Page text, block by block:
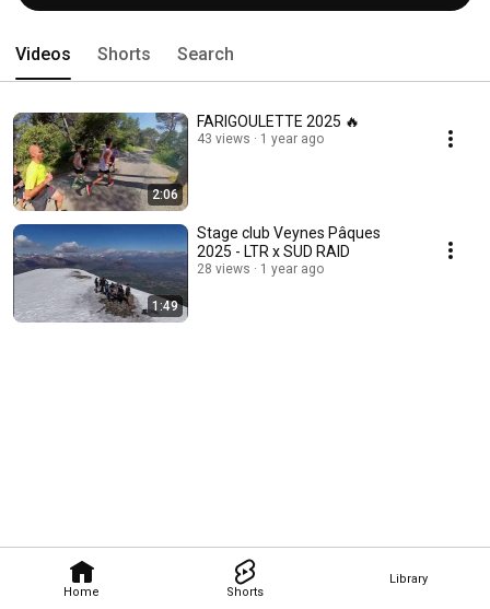
Home Shorts
Library
Videos Shorts Search
2:06
FARIGOULETTE 2025 🔥
43 views 1 year ago
1:49
Stage club Veynes Pâques
2025 - LTR x SUD RAID
28 views 1 year ago